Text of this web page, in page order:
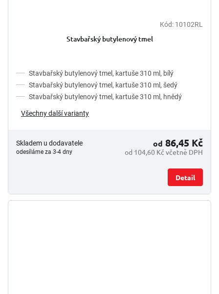
Kód: 10102RL
Stavbařský butylenový tmel
Stavbařský butylenový tmel, kartuše 310 ml, bílý
Stavbařský butylenový tmel, kartuše 310 ml, šedý
Stavbařský butylenový tmel, kartuše 310 ml, hnědý
Všechny další varianty
Skladem u dodavatele
odesíláme za 3-4 dny od 104,60 Kč včetně DPH
od 86,45 Kč
Detail